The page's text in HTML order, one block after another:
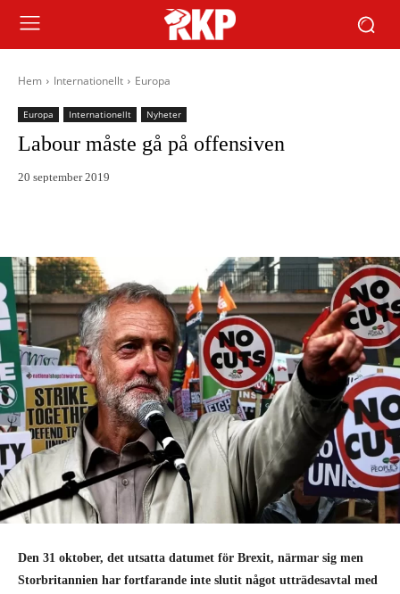
Hem Internationellt Europa
Europa Internationellt Nyheter
Labour måste gå på offensiven
20 september 2019
Den 31 oktober, det utsatta datumet för Brexit, närmar sig men
Storbritannien har fortfarande inte slutit något utträdesavtal med